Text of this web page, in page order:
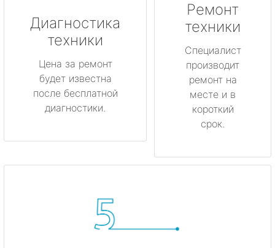
Диагностика
техники
Цена за ремонт
будет известна
после бесплатной
диагностики.
Ремонт
техники
Специалист
производит
ремонт на
месте и в
короткий
срок.